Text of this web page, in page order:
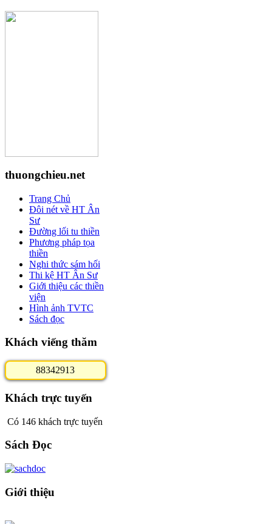
thuongchieu.net
Trang Chủ
Đôi nét về HT Ân
Sư
Đường lối tu thiền
Phương pháp tọa
thiền
Nghi thức sám hối
Thi kệ HT Ân Sư
Giới thiệu các thiền
viện
Hình ảnh TVTC
Sách đọc
Khách viếng thăm
88342913
Khách trực tuyến
Có 146 khách trực tuyến
Sách Đọc
Giới thiệu